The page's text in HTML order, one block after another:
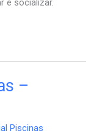
e socializar.
–
Piscinas